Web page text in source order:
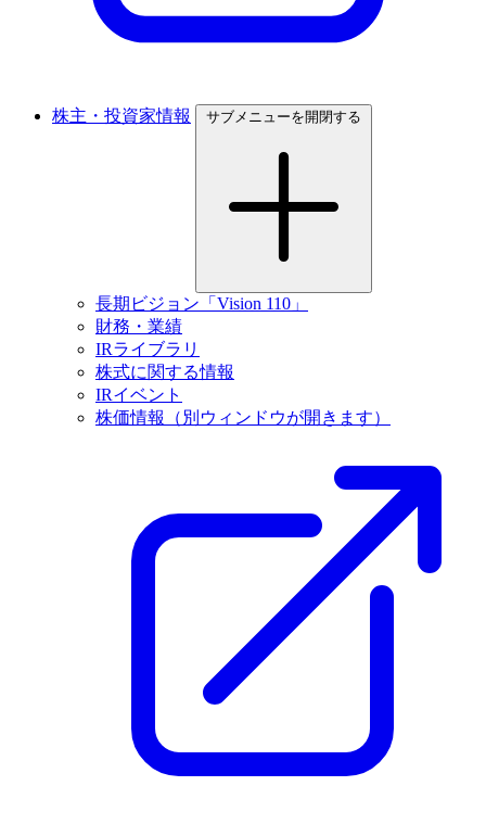
株主・投資家情報 サブメニューを開閉する
長期ビジョン「Vision 110」
財務・業績
IRライブラリ
株式に関する情報
IRイベント
株価情報
（別ウィンドウが開きます）